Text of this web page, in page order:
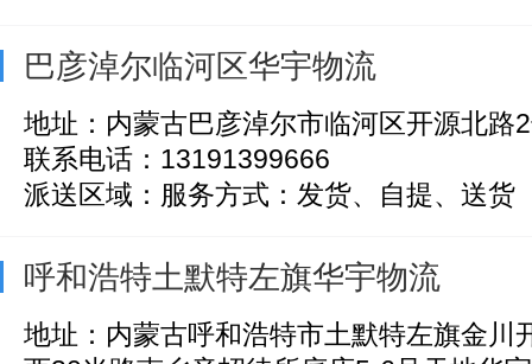
巴彦淖尔临河区华宇物流
地址：内蒙古巴彦淖尔市临河区开源北路
联系电话：13191399666
派送区域：服务方式：发货、自提、送货
呼和浩特土默特左旗华宇物流
地址：内蒙古呼和浩特市土默特左旗金川